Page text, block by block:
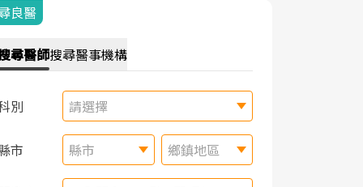
良醫
尋醫師搜尋醫事機構
別 請選擇
市 縣市 鄉鎮地區